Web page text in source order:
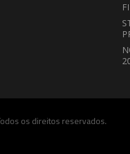
os direitos reservados.